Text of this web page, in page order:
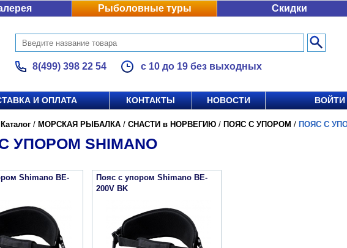
Рыболовные туры Скидки
8(499) 398 22 54 с 10 до 19 без выходных
И ОПЛАТА КОНТАКТЫ НОВОСТИ ВОЙТИ
Каталог / МОРСКАЯ РЫБАЛКА / СНАСТИ в НОРВЕГИЮ / ПОЯС С УПОРОМ / ПОЯС С
УПОРОМ SHIMANO
Shimano BE-
Пояс с упором Shimano BE-
200V BK